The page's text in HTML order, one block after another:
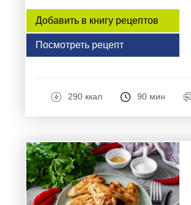
Добавить в книгу рецептов
Посмотреть рецепт
290 ккал 90 мин